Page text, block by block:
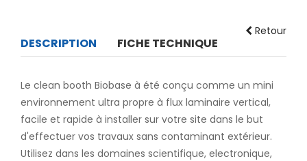
Retour
DESCRIPTION FICHE TECHNIQUE
Le clean booth Biobase à été conçu comme un mini
environnement ultra propre à flux laminaire vertical,
facile et rapide à installer sur votre site dans le but
d'effectuer vos travaux sans contaminant extérieur.
Utilisez dans les domaines scientifique, electronique,